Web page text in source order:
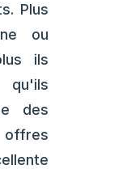
Plus
ou
ils
qu'ils
des